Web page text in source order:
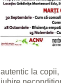
autentic la